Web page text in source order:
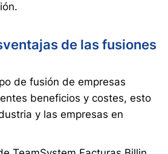
de las fusiones
de fusión de empresas
beneficios y costes, esto
y las empresas en